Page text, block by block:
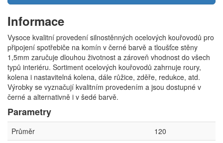
Informace
Vysoce kvalitní provedení silnostěnných ocelových kouřovodů pro
připojení spotřebiče na komín v černé barvě a tloušťce stěny
1,5mm zaručuje dlouhou životnost a zároveň vhodnost do všech
typů interiéru. Sortiment ocelových kouřovodů zahrnuje roury,
kolena i nastavitelná kolena, dále růžice, zděře, redukce, atd.
Výrobky se vyznačují kvalitním provedením a jsou dostupné v
černé a alternativně i v šedé barvě.
Parametry
Průměr
120